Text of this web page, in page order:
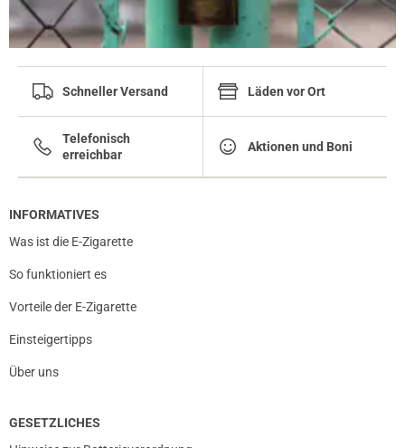
Schneller Versand Läden vor Ort
Telefonisch
erreichbar
Aktionen und Boni
INFORMATIVES
Was ist die E-Zigarette
So funktioniert es
Vorteile der E-Zigarette
Einsteigertipps
Über uns
GESETZLICHES